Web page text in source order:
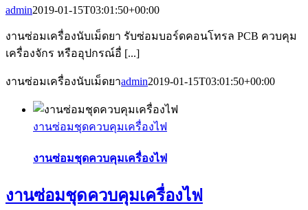
admin2019-01-15T03:01:50+00:00
งานซ่อมเครื่องนับเม็ดยา รับซ่อมบอร์ดคอนโทรล PCB ควบคุม
เครื่องจักร หรืออุปกรณ์อื่ [...]
งานซ่อมเครื่องนับเม็ดยาadmin2019-01-15T03:01:50+00:00
งานซ่อมชุดควบคุมเครื่องไฟ
งานซ่อมชุดควบคุมเครื่องไฟ
งานซ่อมชุดควบคุมเครื่องไฟ